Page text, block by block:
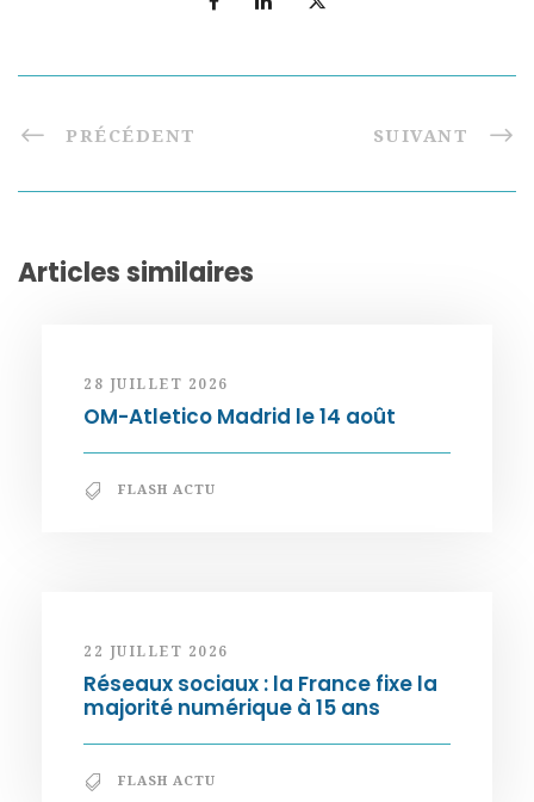
PRÉCÉDENT SUIVANT
Articles similaires
28 JUILLET 2026
OM-Atletico Madrid le 14 août
FLASH ACTU
22 JUILLET 2026
Réseaux sociaux : la France fixe la
majorité numérique à 15 ans
FLASH ACTU